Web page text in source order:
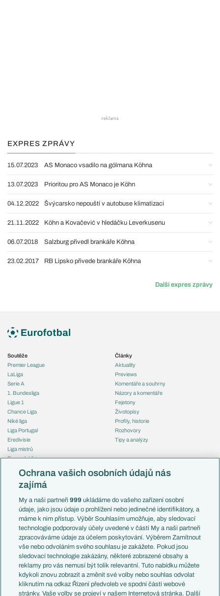
EXPRES ZPRÁVY
15.07.2023 AS Monaco vsadilo na gólmana Köhna
13.07.2023 Prioritou pro AS Monaco je Köhn
04.12.2022 Švýcarsko nepouští v autobuse klimatizaci
21.11.2022 Köhn a Kovačević v hledáčku Leverkusenu
06.07.2018 Salzburg přivedl brankáře Köhna
23.02.2017 RB Lipsko přivede brankáře Köhna
Další expres zprávy
Soutěže
Premier League
LaLiga
Serie A
1. Bundesliga
Ligue 1
Chance Liga
Niké liga
Liga Portugal
Eredivisie
Liga mistrů
Evropská liga
Mistrovství světa
Liga národů
Témata
Představení týmů MS
EuroSkauting
PL v kostce
Evropské koeficienty
Přestupy
Přestupové spekulace
Zranění
Kluby
Články
Aktuality
Previews
Komentáře a souhrny
Názory a komentáře
Fejetony
Životopisy
Profily, historie
Rozhovory
Tipy a analýzy
Česko
Francie
Itálie
Německo
Španělsko
Argentina
Brazílie
Přestupy
Zápasy
Livescore
Ochrana vašich osobních údajů nás
zajímá
My a naši partneři999 ukládáme do vašeho zařízení osobní
údaje, jako jsou údaje o prohlížení nebo jedinečné identifikátory, a
máme k nim přístup. Výběr Souhlasím umožňuje, aby sledovací
technologie podporovaly účely uvedené v části My a naši partneři
zpracováváme údaje za účelem poskytování. Výběrem Zamítnout
vše nebo odvoláním svého souhlasu je zakážete. Pokud jsou
sledovací technologie zakázány, některé zobrazené obsahy a
reklamy pro vás nemusí být tolik relevantní. Tuto nabídku můžete
kdykoli znovu zobrazit a změnit své volby nebo souhlas odvolat
kliknutím na odkaz Řízení předvoleb ve spodní části webové
stránky. Vaše volby se projeví v našem Internetová stránka. Další